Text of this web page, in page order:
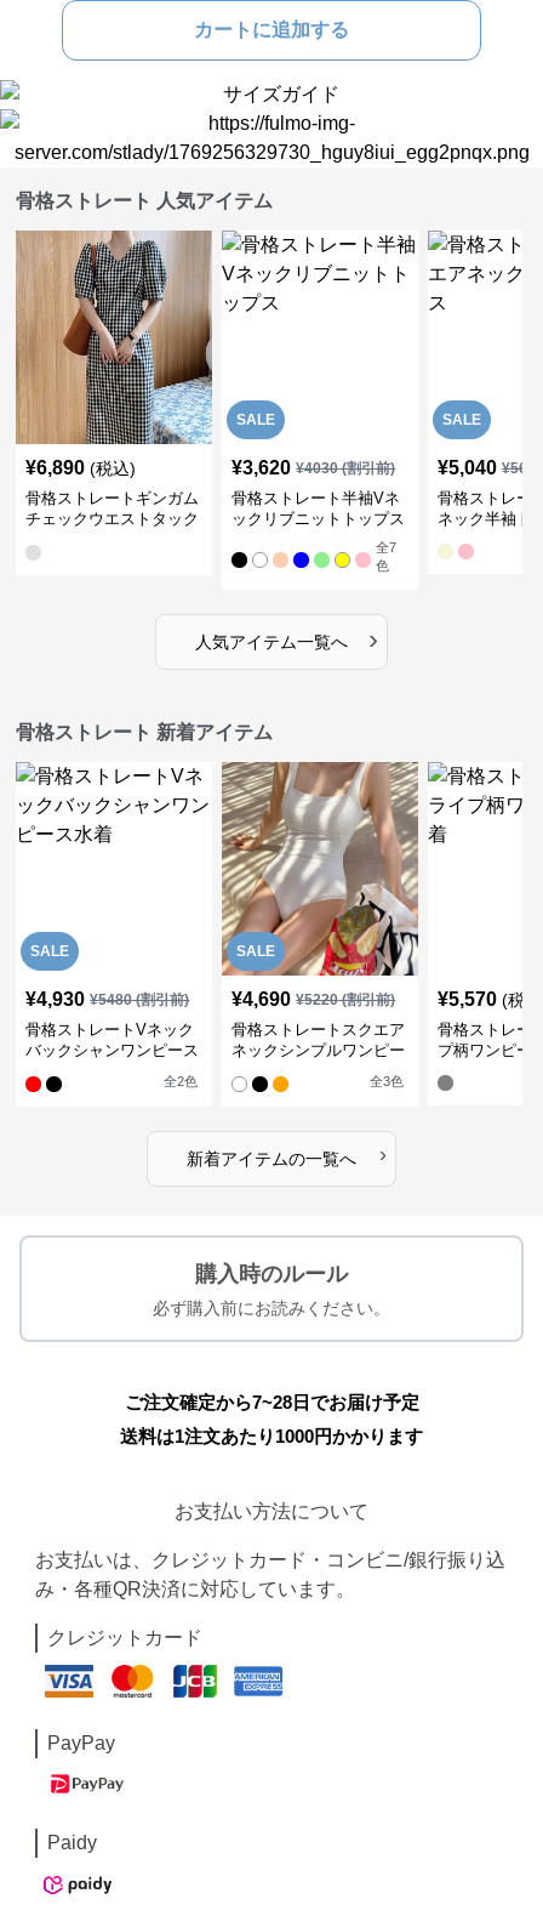
カートに追加する
骨格ストレート 人気アイテム
¥6,890 (税込)
骨格ストレートギンガム
チェックウエストタック
SALE
¥3,620 ¥4030(割引前)
骨格ストレート半袖Vネ
ックリブニットトップス
全7
色
SALE
¥5,040 ¥
骨格ストレー
ネック半袖ト
人気アイテム一覧へ ›
骨格ストレート 新着アイテム
SALE
¥4,930 ¥5480(割引前)
骨格ストレートVネック
バックシャンワンピース
全2色
SALE
¥4,690 ¥5220(割引前)
骨格ストレートスクエア
ネックシンプルワンピー
全3色
¥5,570 (税
骨格ストレー
プ柄ワンピー
新着アイテムの一覧へ ›
購入時のルール
必ず購入前にお読みください。
ご注文確定から7~28日でお届け予定
送料は1注文あたり 1000円かかります
お支払い方法について
お支払いは、クレジットカード・コンビニ/銀行振り込
み・各種QR決済に対応しています。
クレジットカード
PayPay
Paidy